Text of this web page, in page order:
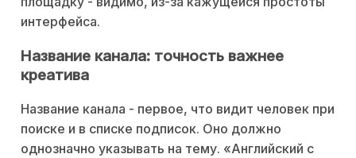
интерфейса.
Название канала: точность важнее
креатива
Название канала - первое, что видит человек при
поиске и в списке подписок. Оно должно
однозначно указывать на тему. «Английский с